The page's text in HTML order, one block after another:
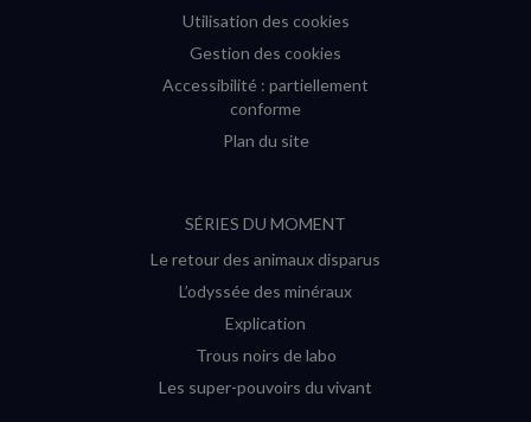
Utilisation des cookies
Gestion des cookies
Accessibilité : partiellement
conforme
Plan du site
SÉRIES DU MOMENT
Le retour des animaux disparus
L’odyssée des minéraux
Explication
Trous noirs de labo
Les super-pouvoirs du vivant